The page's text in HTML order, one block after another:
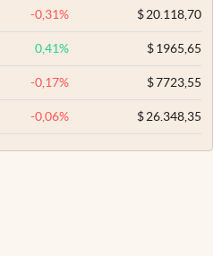
-0,31% $20.118,70
0,41% $1965,65
-0,17% $7723,55
-0,06% $26.348,35